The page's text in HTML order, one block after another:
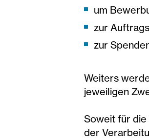
um
zur
zur
Weiters
jeweiligen
Soweit für
der